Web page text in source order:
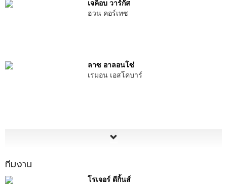
เจค็อบ วาร์กัส
ฮวน คอร์เทซ
ลาซ อาลอนโซ่
เรมอน เอสโคบาร์
ทีมงาน
โรเจอร์ ดีกิ้นส์